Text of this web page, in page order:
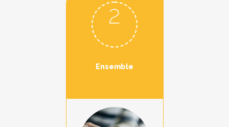
2
Ensemble